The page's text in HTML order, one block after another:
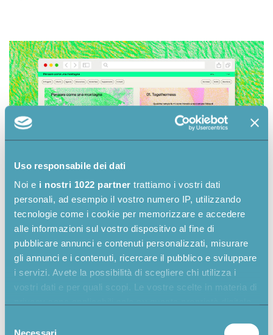
Uso responsabile dei dati
Noi e i nostri 1022 partner trattiamo i vostri dati
personali, ad esempio il vostro numero IP, utilizzando
tecnologie come i cookie per memorizzare e accedere
alle informazioni sul vostro dispositivo al fine di
pubblicare annunci e contenuti personalizzati, misurare
gli annunci e i contenuti, ricercare il pubblico e sviluppare
i servizi. Avete la possibilità di scegliere chi utilizza i
vostri dati e per quali scopi. Le vostre scelte in materia di
modificare o revocare il proprio consenso in qualsiasi
Necessari
Le immagini degli artisti e delle singole iniziative
rappresentano gli unici elementi fotografici del sito
web.